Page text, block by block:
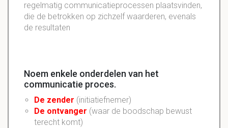
regelmatig communicatieprocessen plaatsvinden,
die de betrokken op zichzelf waarderen, evenals
de resultaten
Noem enkele onderdelen van het
communicatie proces.
De zender (initiatiefnemer)
De ontvanger (waar de boodschap bewust
terecht komt)